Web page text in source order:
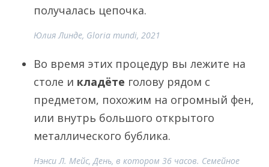
получалась цепочка.
Юлия Линде, Gloria mundi, 2021
Во время этих процедур вы лежите на
столе и кладёте голову рядом с
предметом, похожим на огромный фен,
или внутрь большого открытого
металлического бублика.
Нэнси Л. Мейс, День, в котором 36 часов. Семейное